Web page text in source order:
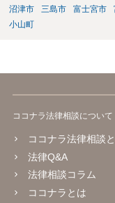
沼津市
三島市 富士宮市
小山町
ココナラ法律相談について
ココナラ法律相談
法律Q&A
法律相談コラム
ココナラとは